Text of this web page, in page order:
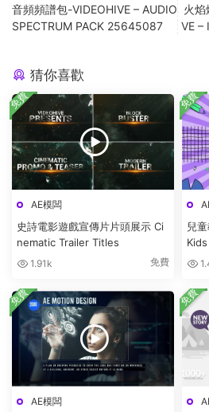
音頻頻譜包-VIDEOHIVE – AUDIO
SPECTRUM PACK 25645087
火焰
VE –
猜你喜歡
AE模闆
史詩電影遊戲宣傳片片頭展示 Ci
nematic Trailer Titles
1.91k 免費
免費
兒
免費
AE模闆
免費 免費